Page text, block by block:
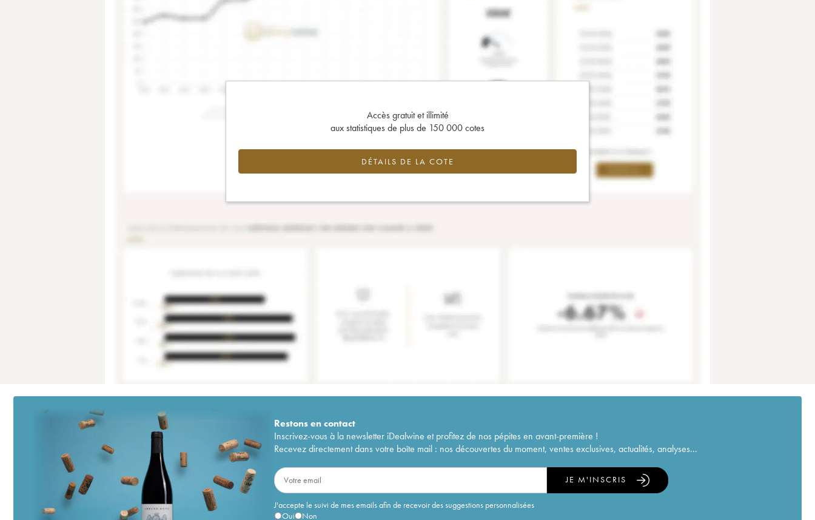
Accès gratuit et illimité
aux statistiques de plus de 150 000 cotes
DÉTAILS DE LA COTE
Restons encontact
Inscrivez-vous à la newsletter iDealwine et profitez de nos pépites en avant-première !
Recevez directement dans votre boîte mail : nos découvertes du moment, ventes exclusives, actualités, analyses...
J'accepte le suivi de mes emails afin de recevoir des suggestions personnalisées
Oui
Non
JE M'INSCRIS